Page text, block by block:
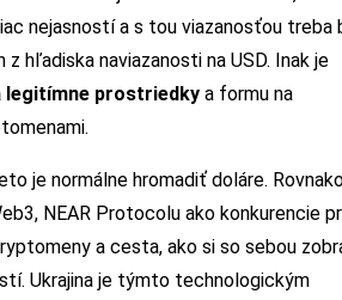
nejasností a s tou viazanosťou treba
hľadiska naviazanosti na USD. Inak je
legitímne prostriedky a formu na
je normálne hromadiť doláre.
NEAR Protocolu ako konkurencie
a cesta, ako si so sebou
Ukrajina je týmto technologickým